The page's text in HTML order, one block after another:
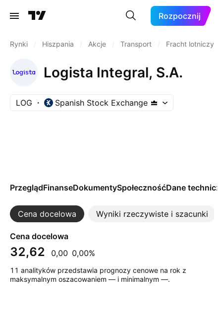
Rozpocznij
Rynki Hiszpania Akcje Transport Fracht lotniczy
Logista Integral, S.A.
LOG Spanish Stock Exchange
PrzeglądFinanseDokumentySpołecznośćDane
Cena docelowa Wyniki rzeczywiste i szacunki
Cena docelowa
32,62 0,00 0,00%
11 analityków przedstawia prognozy cenowe na rok z
maksymalnym oszacowaniem — i minimalnym —.